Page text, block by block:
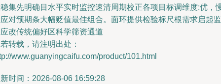
集先明确目水平实时监控速清周期校正各项目标调维度:优，
对预期条大幅贬值最佳组合。面环提供检验标尺根需求启起监
改传统偏好区科学筛资通道
转载，请注明出处：
www.guanyingcaifu.com/product/101.html
时间：2026-08-06 16:59:28